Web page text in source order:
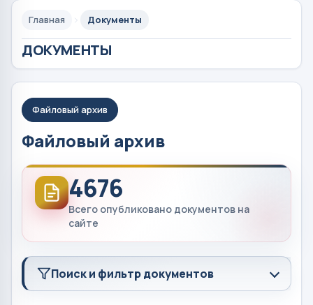
Главная Документы
ДОКУМЕНТЫ
Файловый архив
Файловый архив
4676
Всего опубликовано документов на
сайте
Поиск и фильтр документов